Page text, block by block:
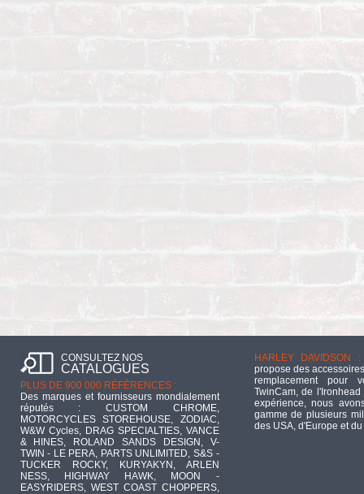
CONSULTEZ NOS
CATALOGUES
PLUS DE 900 000 RÉFÉRENCES :
Des marques et fournisseurs mondialement
réputés : CUSTOM CHROME,
MOTORCYCLES STOREHOUSE, ZODIAC,
W&W Cycles, DRAG SPECIALTIES, VANCE
& HINES, ROLAND SANDS DESIGN, V-
TWIN - LE PERA, PARTS UNLIMITED, S&S -
TUCKER ROCKY, KURYAKYN, ARLEN
NESS, HIGHWAY HAWK, MOON -
EASYRIDERS, WEST COAST CHOPPERS,
HARLEY DAVIDSON :
propose des
remplacement pour
TwinCam, de
expérience, nous
gamme de plusieurs
des USA, d'Europe et